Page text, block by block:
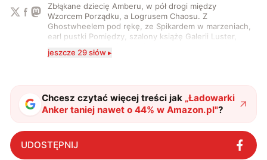
Zbłąkane dziecię Amberu, w pół drogi między
Wzorcem Porządku, a Logrusem Chaosu. Z
Ghostwheelem pod rękę, ze Spikardem w marzeniach,
earl pustki Pomiędzy, szalony książę Galerii Luster,
serio? Pisaniem o szeroko pojętej technice o zajmuję
i gram w gry :)
jeszcze 29 słów ▸
Chcesz czytać więcej treści jak „Ładowarki
Anker taniej nawet o 44% w Amazon.pl"?
UDOSTĘPNIJ